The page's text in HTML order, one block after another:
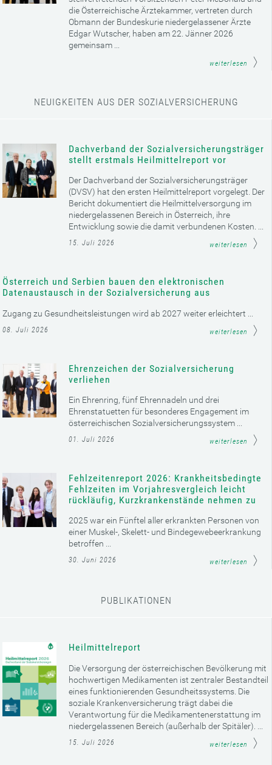
die Österreichische Ärztekammer, vertreten durch
Obmann der Bundeskurie niedergelassener Ärzte
Edgar Wutscher, haben am 22. Jänner 2026
gemeinsam ...
weiterlesen
NEUIGKEITEN AUS DER SOZIALVERSICHERUNG
Dachverband der Sozialversicherungsträger
stellt erstmals Heilmittelreport vor
Der Dachverband der Sozialversicherungsträger
(DVSV) hat den ersten Heilmittelreport vorgelegt. Der
Bericht dokumentiert die Heilmittelversorgung im
niedergelassenen Bereich in Österreich, ihre
Entwicklung sowie die damit verbundenen Kosten. ...
15. Juli 2026 weiterlesen
Österreich und Serbien bauen den elektronischen
Datenaustausch in der Sozialversicherung aus
Zugang zu Gesundheitsleistungen wird ab 2027 weiter erleichtert ...
08. Juli 2026 weiterlesen
Ehrenzeichen der Sozialversicherung
verliehen
Ein Ehrenring, fünf Ehrennadeln und drei
Ehrenstatuetten für besonderes Engagement im
österreichischen Sozialversicherungssystem ...
01. Juli 2026 weiterlesen
Fehlzeitenreport 2026: Krankheitsbedingte
Fehlzeiten im Vorjahresvergleich leicht
rückläufig, Kurzkrankenstände nehmen zu
2025 war ein Fünftel aller erkrankten Personen von
einer Muskel-, Skelett- und Bindegewebeerkrankung
betroffen ...
30. Juni 2026 weiterlesen
PUBLIKATIONEN
Heilmittelreport
Die Versorgung der österreichischen Bevölkerung mit
hochwertigen Medikamenten ist zentraler Bestandteil
eines funktionierenden Gesundheitssystems. Die
soziale Krankenversicherung trägt dabei die
Verantwortung für die Medikamentenerstattung im
niedergelassenen Bereich (außerhalb der Spitäler). ...
15. Juli 2026 weiterlesen